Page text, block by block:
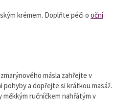
krémem. Doplňte péči o oční
másla zahřejte v
a dopřejte si krátkou masáž.
ručníčkem nahřátým v